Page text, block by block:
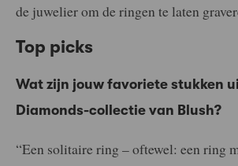
de juwelier om de ringen te laten
Top picks
Wat zijn jouw favoriete stukken
Diamonds-collectie van Blush?
“Een solitaire ring – oftewel: een ring